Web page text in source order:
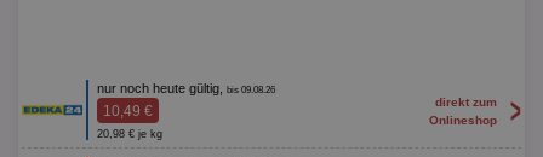
nur noch heute gültig, bis 09.08.26
10,49 €
20,98 € je kg
direkt zum
Onlineshop
>